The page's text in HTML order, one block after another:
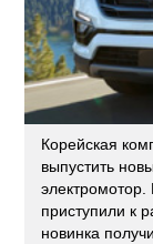
Корейская
выпустить
приступили к
новинка